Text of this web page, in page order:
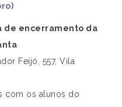
de encerramento da
Feijó, 557, Vila
com os alunos do